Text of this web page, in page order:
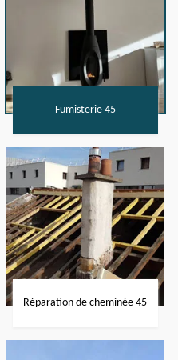
Fumisterie 45
Réparation de cheminée 45